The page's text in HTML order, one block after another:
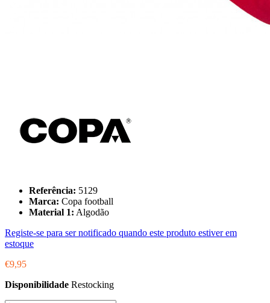
Referência: 5129
Marca: Copa football
Material 1: Algodão
Registe-se para ser notificado quando este produto estiver em
estoque
€9,95
Disponibilidade Restocking